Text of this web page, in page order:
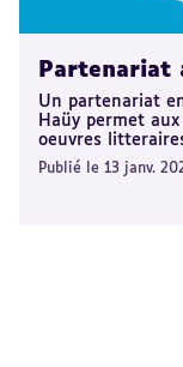
Partenariat
Un partenariat
Haüy permet
oeuvres
Publié le 13 janv.